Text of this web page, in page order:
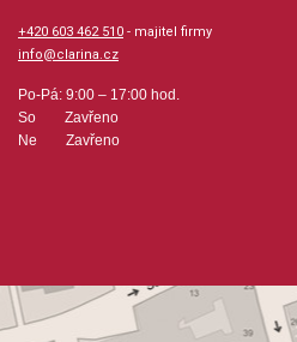
+420 603 462 510 - majitel firmy
info@clarina.cz
Po-Pá: 9:00 – 17:00 hod.
So Zavřeno
Ne Zavřeno